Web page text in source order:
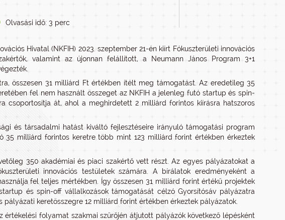
Olvasási idő: 3 perc
Hivatal (NKFIH) 2023. szeptember 21-én kiírt Fókuszterületi innovációs
valamint az újonnan felállított, a Neumann János Program 3+1
összesen 31 milliárd Ft értékben ítélt meg támogatást. Az eredetileg 35
fel nem használt összeget az NKFIH a jelenleg futó startup és spin-
csoportosítja át, ahol a meghirdetett 2 milliárd forintos kiírásra hatszoros
és társadalmi hatást kiváltó fejlesztéseire irányuló támogatási program
35 milliárd forintos keretre több mint 123 milliárd forint értékben érkeztek
350 akadémiai és piaci szakértő vett részt. Az egyes pályázatokat a
innovációs testületek számára. A bírálatok eredményeként a
fel teljes mértékben. Így összesen 31 milliárd forint értékű projektek
és spin-off vállalkozások támogatását célzó Gyorsítósáv pályázatra
keretösszegre 12 milliárd forint értékben érkeztek pályázatok.
értékelési folyamat szakmai szűrőjén átjutott pályázók következő lépésként